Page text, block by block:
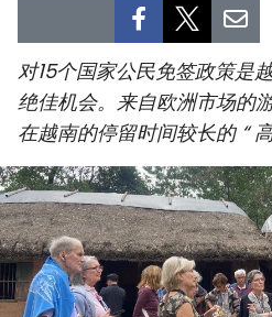
政治
经济
社会
环保
文化
体育
对15个国家公民免签政策是
绝佳机会。来自欧洲市场的
在越南的停留时间较长的 “ 高